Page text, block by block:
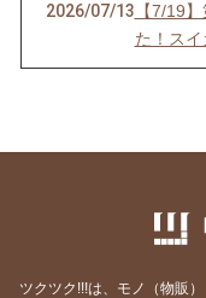
2026/07/13 【7/19
た！ス
【6/21
ショッ
ツクツク!!!は、モノ（物販